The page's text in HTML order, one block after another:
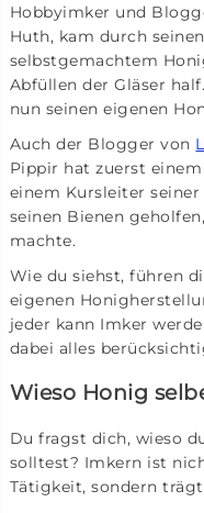
Hobbyimker und
Huth, kam durch
selbstgemachtem
Abfüllen der Gläser
nun seinen eigenen
Auch der Blogger von
Pippir hat zuerst
einem Kursleiter
seinen Bienen
machte.
Wie du siehst, führen
eigenen
jeder kann Imker
dabei alles
Wieso Honig
Du fragst dich, wieso
solltest? Imkern ist
Tätigkeit, sondern